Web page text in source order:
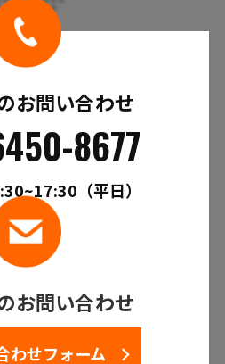
お問い合わせ
8677
（平日）
お問い合わせ
わせフォーム